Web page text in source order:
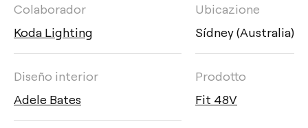
Colaborador
Koda Lighting
Ubicazione
Sídney (Australia)
Diseño interior
Adele Bates
Prodotto
Fit 48V